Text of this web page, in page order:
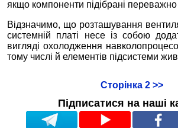
якщо компоненти підібрані
Відзначимо, що розташування
системній платі несе із собою
вигляді охолодження
тому числі й елементів підсистеми
Сторінка 2 >>
Підписатися на наші